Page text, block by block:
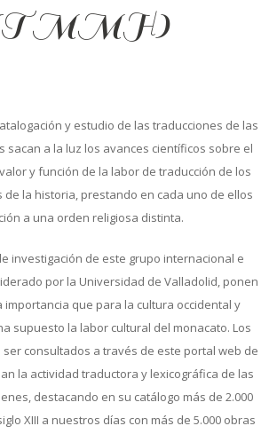
y estudio de las traducciones de las
sacan a la luz los avances científicos sobre el
y función de la labor de traducción de los
de la historia, prestando en cada uno de ellos
a una orden religiosa distinta.
investigación de este grupo internacional e
por la Universidad de Valladolid, ponen
importancia que para la cultura occidental y
supuesto la labor cultural del monacato. Los
consultados a través de este portal web de
la actividad traductora y lexicográfica de las
destacando en su catálogo más de 2.000
XIII a nuestros días con más de 5.000 obras